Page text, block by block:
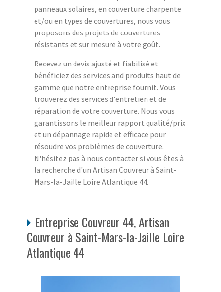
panneaux solaires, en couverture charpente
et/ou en types de couvertures, nous vous
proposons des projets de couvertures
résistants et sur mesure à votre goût.
Recevez un devis ajusté et fiabilisé et
bénéficiez des services and produits haut de
gamme que notre entreprise fournit. Vous
trouverez des services d'entretien et de
réparation de votre couverture. Nous vous
garantissons le meilleur rapport qualité/prix
et un dépannage rapide et efficace pour
résoudre vos problèmes de couverture.
N'hésitez pas à nous contacter si vous êtes à
la recherche d'un Artisan Couvreur à Saint-
Mars-la-Jaille Loire Atlantique 44.
Entreprise Couvreur 44, Artisan
Couvreur à Saint-Mars-la-Jaille Loire
Atlantique 44